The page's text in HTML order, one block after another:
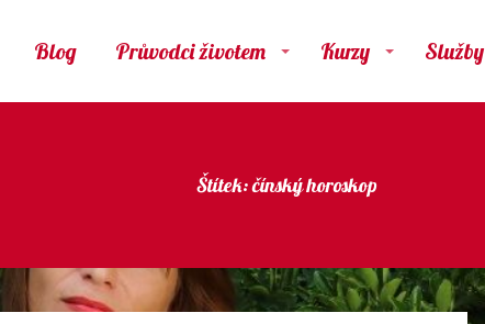
Blog Průvodci životem Kurzy Služby
Štítek: čínský horoskop